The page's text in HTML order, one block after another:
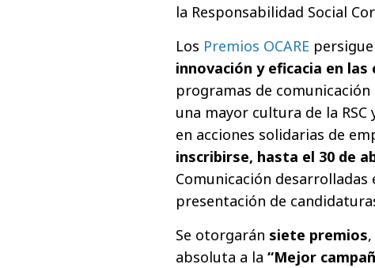
la Responsabilidad Social
Los Premios OCARE
innovación y eficacia en las
programas de
una mayor cultura de la
en acciones solidarias de
inscribirse, hasta el 30 de
Comunicación desarrolladas
presentación de
Se otorgarán siete premios
absoluta a la “Mejor